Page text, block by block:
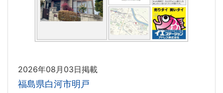
2026年08月03日掲載
福島県白河市明戸